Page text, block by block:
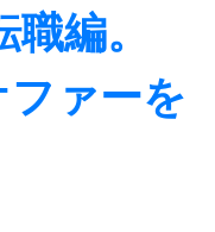
編。
ァーを